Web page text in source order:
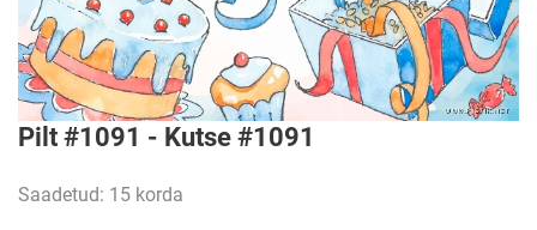
Pilt #1091 - Kutse #1091
Saadetud: 15 korda